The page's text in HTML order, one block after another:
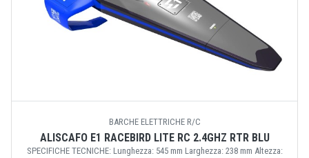
BARCHE ELETTRICHE R/C
ALISCAFO E1 RACEBIRD LITE RC 2.4GHZ RTR BLU
SPECIFICHE TECNICHE: Lunghezza: 545 mm Larghezza: 238 mm Altezza: